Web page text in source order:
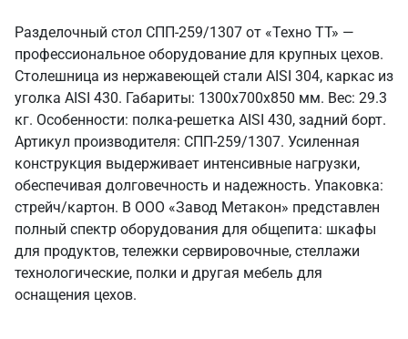
Разделочный стол СПП-259/1307 от «Техно ТТ» —
профессиональное оборудование для крупных цехов.
Столешница из нержавеющей стали AISI 304, каркас из
уголка AISI 430. Габариты: 1300x700x850 мм. Вес: 29.3
кг. Особенности: полка-решетка AISI 430, задний борт.
Артикул производителя: СПП-259/1307. Усиленная
конструкция выдерживает интенсивные нагрузки,
обеспечивая долговечность и надежность. Упаковка:
стрейч/картон. В ООО «Завод Метакон» представлен
полный спектр оборудования для общепита: шкафы
для продуктов, тележки сервировочные, стеллажи
технологические, полки и другая мебель для
оснащения цехов.